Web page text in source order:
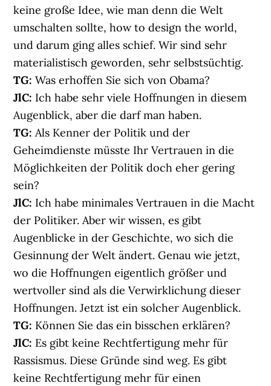
keine große Idee, wie man denn die Welt
umschalten sollte, how to design the world,
und darum ging alles schief. Wir sind sehr
materialistisch geworden, sehr selbstsüchtig.
TG: Was erhoffen Sie sich von Obama?
JlC: Ich habe sehr viele Hoffnungen in diesem
Augenblick, aber die darf man haben.
TG: Als Kenner der Politik und der
Geheimdienste müsste Ihr Vertrauen in die
Möglichkeiten der Politik doch eher gering
sein?
JlC: Ich habe minimales Vertrauen in die Macht
der Politiker. Aber wir wissen, es gibt
Augenblicke in der Geschichte, wo sich die
Gesinnung der Welt ändert. Genau wie jetzt,
wo die Hoffnungen eigentlich größer und
wertvoller sind als die Verwirklichung dieser
Hoffnungen. Jetzt ist ein solcher Augenblick.
TG: Können Sie das ein bisschen erklären?
JlC: Es gibt keine Rechtfertigung mehr für
Rassismus. Diese Gründe sind weg. Es gibt
keine Rechtfertigung mehr für einen